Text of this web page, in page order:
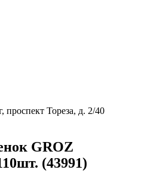
проспект Тореза, д. 2/40
GROZ
(43991)